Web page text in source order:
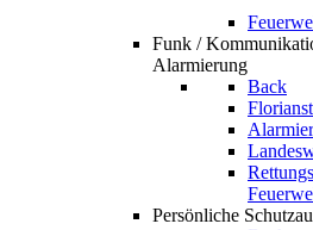
Funk /
Alarmierung
Back
Persönliche